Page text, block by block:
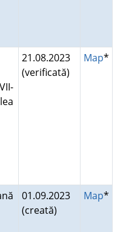
21.08.2023
(verificată)
Map*
01.09.2023
(creată)
Map*